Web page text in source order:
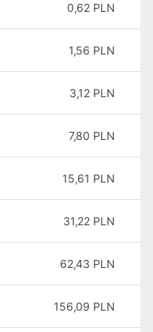
0,62 PLN
1,56 PLN
3,12 PLN
7,80 PLN
15,61 PLN
31,22 PLN
62,43 PLN
156,09 PLN